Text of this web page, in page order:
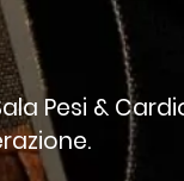
Pesi &